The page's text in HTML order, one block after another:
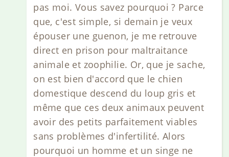
pas moi. Vous savez pourquoi ? Parce
que, c'est simple, si demain je veux
épouser une guenon, je me retrouve
direct en prison pour maltraitance
animale et zoophilie. Or, que je sache,
on est bien d'accord que le chien
domestique descend du loup gris et
même que ces deux animaux peuvent
avoir des petits parfaitement viables
sans problèmes d'infertilité. Alors
pourquoi un homme et un singe ne